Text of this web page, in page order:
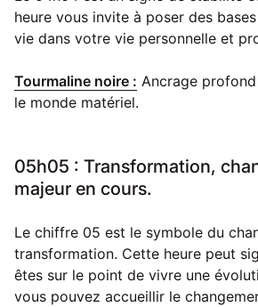
heure vous invite à poser des
vie dans votre vie personnelle et
Tourmaline noire : Ancrage
le monde matériel.
05h05 : Transformation,
majeur en cours.
Le chiffre 05 est le symbole du
transformation. Cette heure peut
êtes sur le point de vivre une
vous pouvez accueillir le